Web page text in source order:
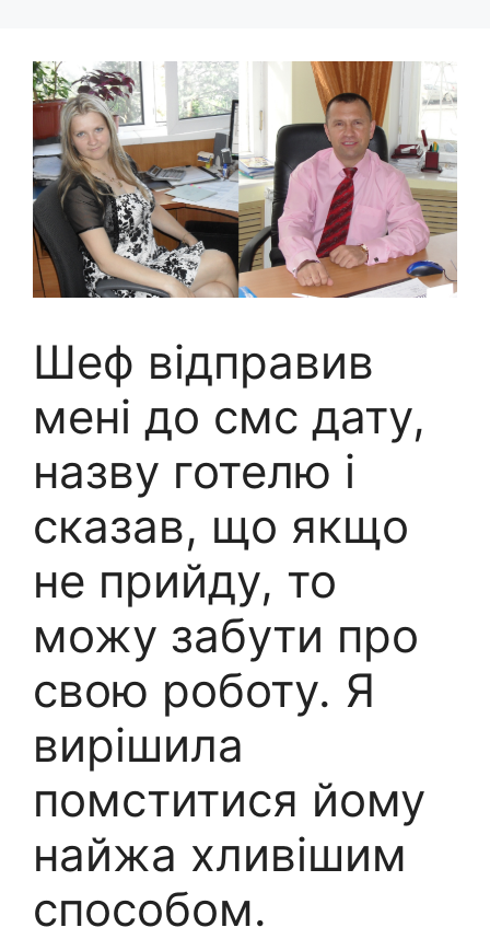
Шеф відправив
мені до смс дату,
назву готелю і
сказав, що якщо
не прийду, то
можу забути про
свою роботу. Я
вирішила
помститися йому
найжа хливішим
способом.